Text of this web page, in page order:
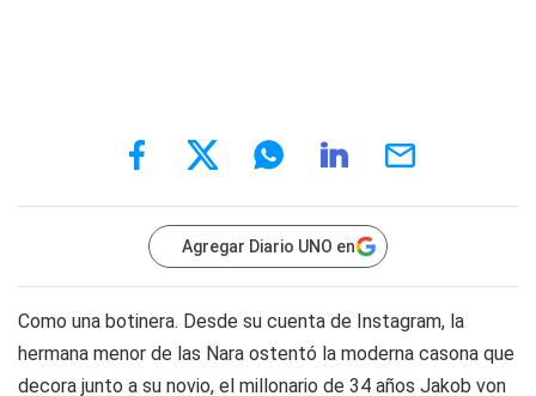
Agregar Diario UNO en
Como una botinera. Desde su cuenta de Instagram, la
hermana menor de las Nara ostentó la moderna casona que
decora junto a su novio, el millonario de 34 años Jakob von